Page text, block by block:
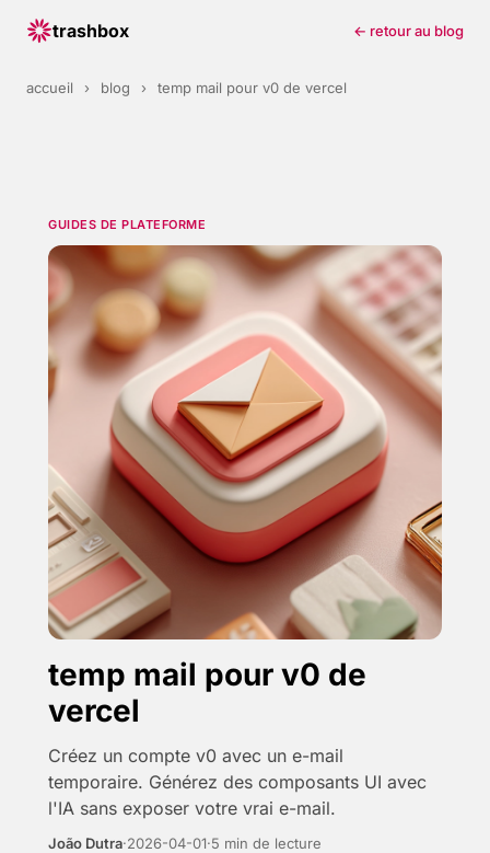
trashbox ← retour au blog
accueil › blog › temp mail pour v0 de vercel
GUIDES DE PLATEFORME
temp mail pour v0 de
vercel
Créez un compte v0 avec un e-mail
temporaire. Générez des composants UI avec
l'IA sans exposer votre vrai e-mail.
João Dutra·2026-04-01·5 min de lecture